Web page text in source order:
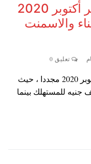
أسعار الحديد في مصر شهر أكتوبر 2020
والاسمنت
تعليق 0
ارتفع سعر طن الحديد في مصر شهر أكتوبر 2020 مجددا ، حيث
الحديد مستوي ال 9500 الف جنيه للمستهلك بينما